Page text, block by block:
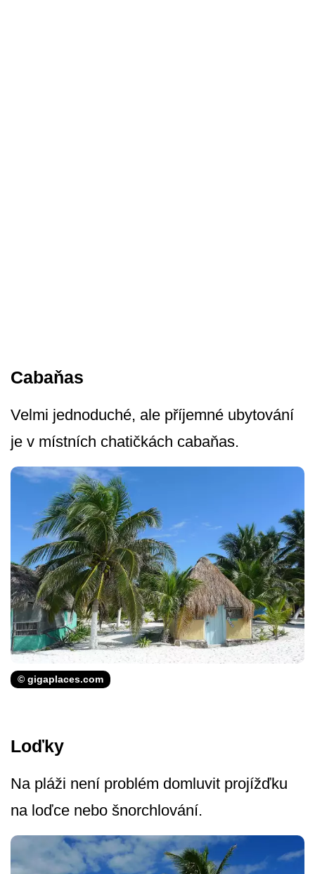
Cabaňas
Velmi jednoduché, ale příjemné ubytování
je v místních chatičkách cabaňas.
© gigaplaces.com
Loďky
Na pláži není problém domluvit projížďku
na loďce nebo šnorchlování.